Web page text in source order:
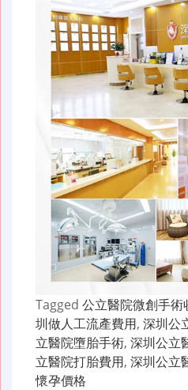
Tagged 公立醫院微創手術
圳做人工流產費用, 深圳公
立醫院墮胎手術, 深圳公立
立醫院打胎費用, 深圳公立
懷孕價格